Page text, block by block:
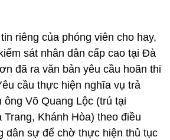
riêng của phóng viên cho hay,
sát nhân dân cấp cao tại Đà
đã ra văn bản yêu cầu hoãn thi
cầu thực hiện nghĩa vụ trả
ông Võ Quang Lộc (trú tại
Khánh Hòa) theo điều
dân sự để chờ thực hiện thủ tục